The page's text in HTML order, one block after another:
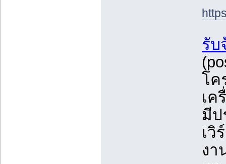
รับ
โค
เค
มีป
เวิ
งา